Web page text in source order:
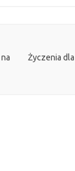
Życzenia